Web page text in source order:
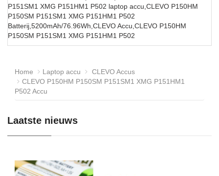
P151SM1 XMG P151HM1 P502 laptop accu,CLEVO P150HM
P150SM P151SM1 XMG P151HM1 P502
Batterij,5200mAh/76.96Wh,CLEVO Accu,CLEVO P150HM
P150SM P151SM1 XMG P151HM1 P502
Home Laptop accu
CLEVO Accus
CLEVO P150HM P150SM P151SM1 XMG P151HM1
P502 Accu
Laatste nieuws